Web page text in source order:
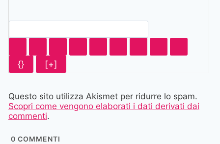
{} [+]
Questo sito utilizza Akismet per ridurre lo spam.
Scopri come vengono elaborati i dati derivati dai
commenti.
0 COMMENTI